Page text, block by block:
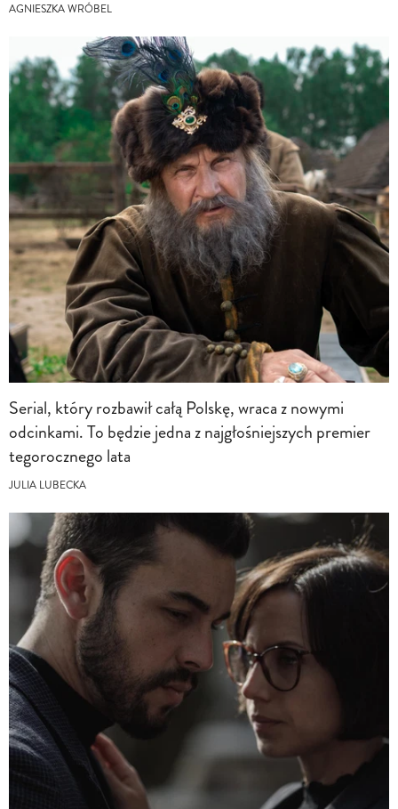
AGNIESZKA WRÓBEL
Serial, który rozbawił całą Polskę, wraca z nowymi
odcinkami. To będzie jedna z najgłośniejszych premier
tegorocznego lata
JULIA LUBECKA